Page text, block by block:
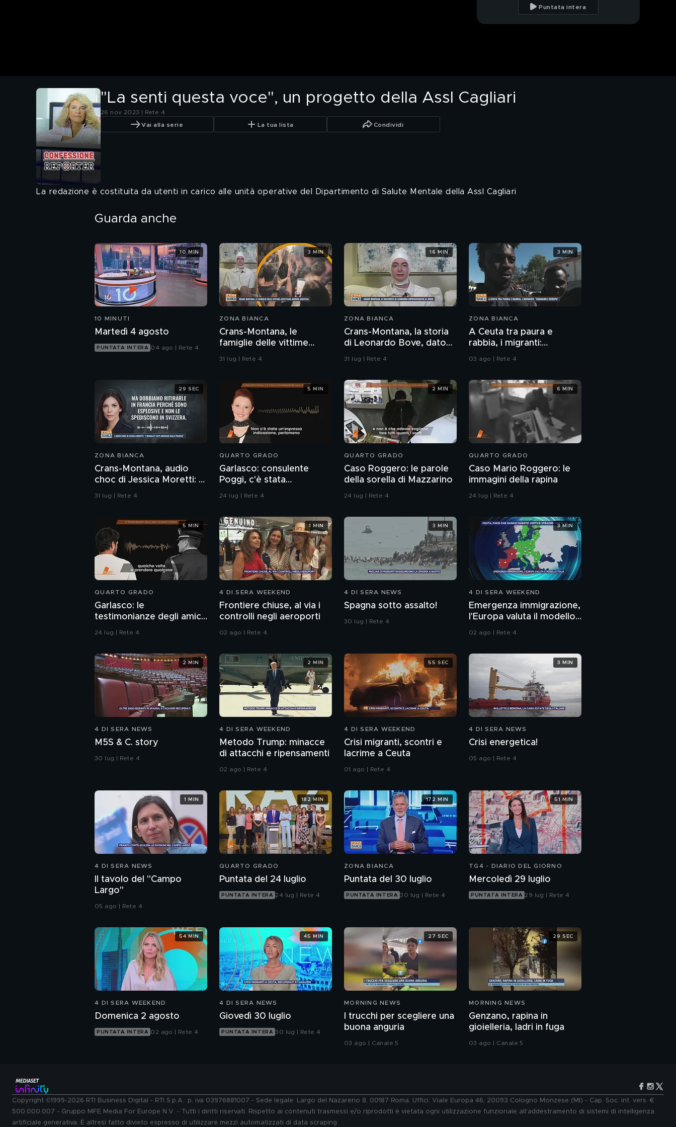
PROSSIMO VIDEO
Puntata intera
"La senti questa voce", un progetto della Assl Cagliari
26 nov 2023 | Rete 4
Vai alla serie La tua lista Condividi
La redazione è costituita da utenti in carico alle unità operative del Dipartimento di Salute Mentale della Assl Cagliari
Guarda anche
10 MINUTI
Martedì 4 agosto
PUNTATA INTERA 04 ago | Rete 4
10 MIN
ZONA BIANCA
Crans-Montana, le
famiglie delle vittime
aspettano ancora
31 lug | Rete 4
3 MIN
ZONA BIANCA
Crans-Montana, la storia
di Leonardo Bove, dato
per disperso nel rogo
31 lug | Rete 4
16 MIN
ZONA BIANCA
A Ceuta tra paura e
rabbia, i migranti:
"Sognamo l'Europa"
03 ago | Rete 4
3 MIN
ZONA BIANCA
Crans-Montana, audio
choc di Jessica Moretti: "I
bengala? Fatti arrivare
31 lug | Rete 4
29 SEC
QUARTO GRADO
Garlasco: consulente
Poggi, c'è stata
contaminazione sulle
24 lug | Rete 4
5 MIN
QUARTO GRADO
Caso Roggero: le parole
della sorella di Mazzarino
24 lug | Rete 4
2 MIN
QUARTO GRADO
Caso Mario Roggero: le
immagini della rapina
24 lug | Rete 4
6 MIN
QUARTO GRADO
Garlasco: le
testimonianze degli amici
di Marco Poggi
24 lug | Rete 4
5 MIN
4 DI SERA WEEKEND
Frontiere chiuse, al via i
controlli negli aeroporti
02 ago | Rete 4
1 MIN
4 DI SERA NEWS
Spagna sotto assalto!
30 lug | Rete 4
3 MIN
4 DI SERA WEEKEND
Emergenza immigrazione,
l'Europa valuta il modello
02 ago | Rete 4
3 MIN
4 DI SERA NEWS
M5S & C. story
30 lug | Rete 4
2 MIN
4 DI SERA WEEKEND
Metodo Trump: minacce
di attacchi e ripensamenti
02 ago | Rete 4
2 MIN
4 DI SERA WEEKEND
Crisi migranti, scontri e
lacrime a Ceuta
01 ago | Rete 4
55 SEC
4 DI SERA NEWS
Crisi energetica!
05 ago | Rete 4
3 MIN
4 DI SERA NEWS
Il tavolo del "Campo
Largo"
05 ago | Rete 4
1 MIN
QUARTO GRADO
Puntata del 24 luglio
PUNTATA INTERA 24 lug | Rete 4
182 MIN
ZONA BIANCA
Puntata del 30 luglio
PUNTATA INTERA 30 lug | Rete 4
172 MIN
TG4 - DIARIO DEL GIORNO
Mercoledì 29 luglio
PUNTATA INTERA 29 lug | Rete 4
51 MIN
4 DI SERA WEEKEND
Domenica 2 agosto
PUNTATA INTERA 02 ago | Rete 4
54 MIN
4 DI SERA NEWS
Giovedì 30 luglio
PUNTATA INTERA 30 lug | Rete 4
45 MIN
MORNING NEWS
I trucchi per scegliere una
buona anguria
03 ago | Canale 5
27 SEC
MORNING NEWS
Genzano, rapina in
gioielleria, ladri in fuga
03 ago | Canale 5
29 SEC
Copyright ©1999-2026 RTI Business Digital - RTI S.p.A.: p. iva 03976881007 - Sede legale: Largo del Nazareno 8, 00187 Roma. Uffici: Viale Europa 46, 20093 Cologno Monzese (MI) - Cap. Soc. int. vers. €
500.000.007 - Gruppo MFE Media For Europe N.V. - Tutti i diritti riservati. Rispetto ai contenuti trasmessi e/o riprodotti è vietata ogni utilizzazione funzionale all'addestramento di sistemi di intelligenza
artificiale generativa. È altresì fatto divieto espresso di utilizzare mezzi automatizzati di data scraping.